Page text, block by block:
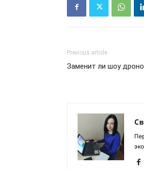
Previous article
Заменит ли шоу